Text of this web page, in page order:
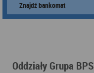
Znajdź bankomat
Oddziały Grupa BPS